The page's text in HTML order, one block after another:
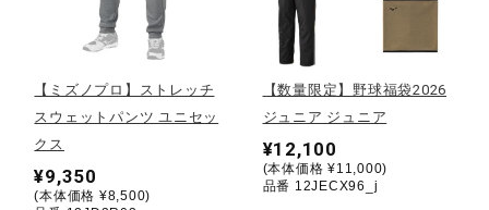
メディカル
コラボ／ライセンス
セール
【ミズノプロ】ストレッチ
スウェットパンツ ユニセッ
クス
¥9,350
(本体価格 ¥8,500)
【数量限定】野球福袋2026
ジュニア ジュニア
¥12,100
(本体価格 ¥11,000)
品番 12JECX96_j